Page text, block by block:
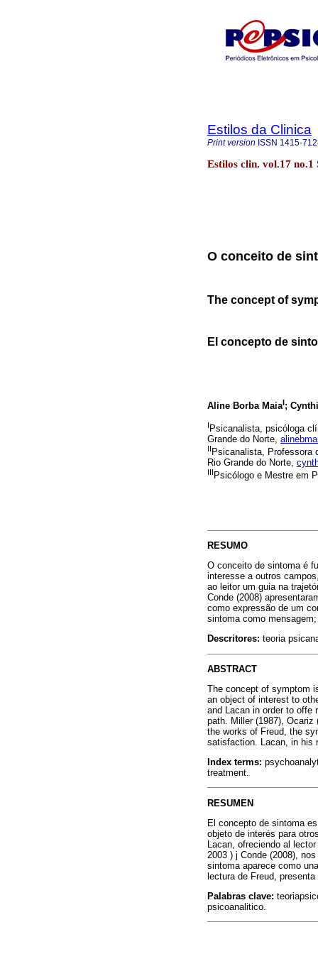
Estilos da Clinica
Print version ISSN 1415-
Estilos clin. vol.17 no.1
O conceito de
The concept of
El concepto de
Aline Borba MaiaI;
IPsicanalista, psicóloga
Grande do Norte,
II Psicanalista, Professora
Rio Grande do Norte,
III Psicólogo e Mestre em
RESUMO
O conceito de sintoma é
interesse a outros
ao leitor um guia na
Conde (2008)
como expressão de um
sintoma como
Descritores: teoria
ABSTRACT
The concept of symptom
an object of interest to
and Lacan in order to offe
path. Miller (1987), Ocariz
the works of Freud, the
satisfaction. Lacan, in his
Index terms:
treatment.
RESUMEN
El concepto de sintoma
objeto de interés para
Lacan, ofreciendo al
2003 ) j Conde (2008),
sintoma aparece como
lectura de Freud,
Palabras clave:
psicoanalitico.